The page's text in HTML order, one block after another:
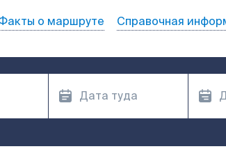
о маршруте Справочная